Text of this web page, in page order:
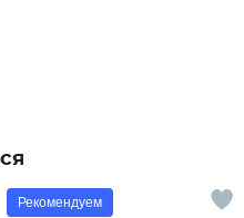
Рекомендуем